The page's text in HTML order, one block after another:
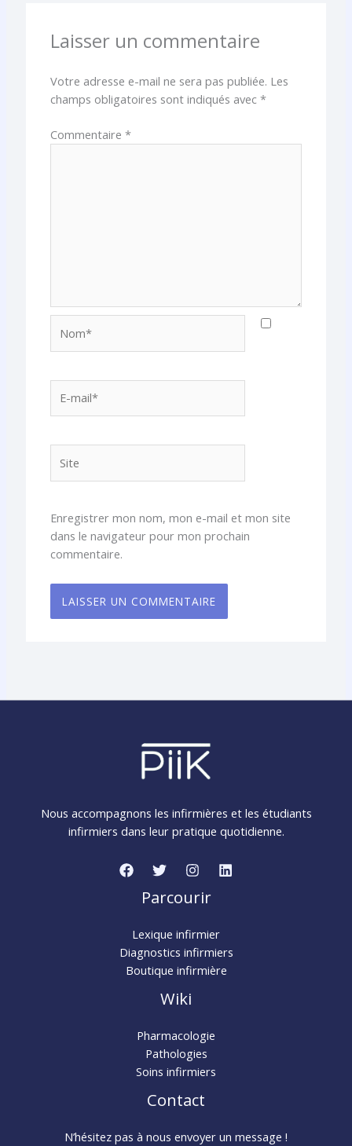
Laisser un commentaire
Votre adresse e-mail ne sera pas publiée. Les
champs obligatoires sont indiqués avec*
Commentaire*
mail*
Enregistrer mon nom, mon e-mail et mon site
dans le navigateur pour mon prochain
commentaire.
Nous accompagnons les infirmières et les étudiants
infirmiers dans leur pratique quotidienne.
Parcourir
Lexique infirmier
Diagnostics infirmiers
Boutique infirmière
Wiki
Pharmacologie
Pathologies
Soins infirmiers
Contact
N’hésitez pas à nous envoyer un message !